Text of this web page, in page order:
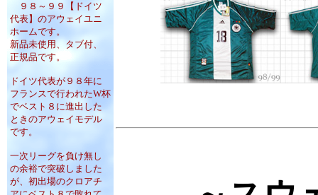
９８～９９【ドイツ
代表】のアウェイユニ
ホームです。
新品未使用、タブ付、
正規品です。
ドイツ代表が９８年に
フランスで行われたW杯
でベスト８に進出した
ときのアウェイモデル
です。
一次リーグを負け無し
の余裕で突破しました
が、初出場のクロアチ